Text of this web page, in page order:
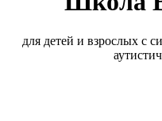
для детей и взрослых с